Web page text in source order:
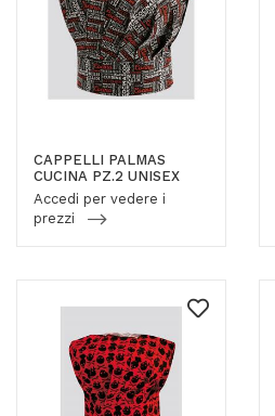
CAPPELLI PALMAS
CUCINA PZ.2 UNISEX
Accedi per vedere i
prezzi